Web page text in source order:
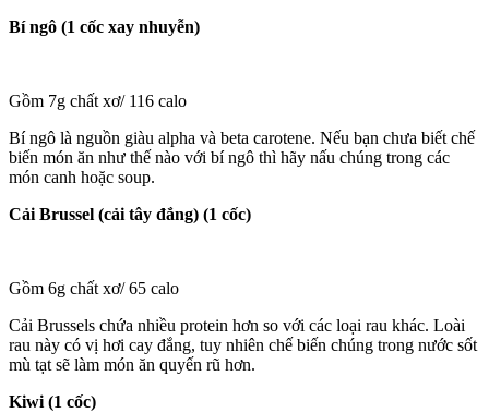
Bí ngô (1 cốc xay nhuyễn)
Gồm 7g chất xơ/ 116 calo
Bí ngô là nguồn giàu alpha và beta carotene. Nếu bạn chưa biết chế
biến món ăn như thế nào với bí ngô thì hãy nấu chúng trong các
món canh hoặc soup.
Cải Brussel (cải tây đắng) (1 cốc)
Gồm 6g chất xơ/ 65 calo
Cải Brussels chứa nhiều protein hơn so với các loại rau khác. Loài
rau này có vị hơi cay đắng, tuy nhiên chế biến chúng trong nước sốt
mù tạt sẽ làm món ăn quyến rũ hơn.
Kiwi (1 cốc)